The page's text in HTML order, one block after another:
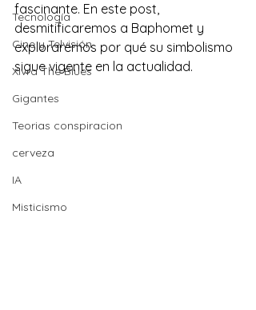
Tecnología
Cine y Telvisión
Xivra The Blues
Gigantes
Teorias conspiracion
cerveza
IA
Misticismo
fascinante. En este post,
desmitificaremos a Baphomet y
exploraremos por qué su simbolismo
sigue vigente en la actualidad.